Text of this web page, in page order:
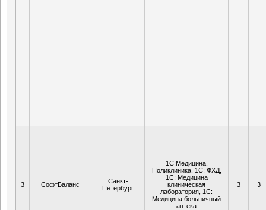
3 СофтБаланс
Санкт-
Петербург
1С:Медицина.
Поликлиника, 1С: ФХД,
1С: Медицина
клиническая
лаборатория, 1С:
Медицина больничный
аптека
3 3